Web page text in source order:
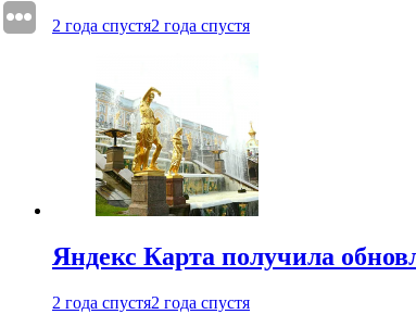
2 года спустя2 года спустя
Яндекс Карта получила
2 года спустя2 года спустя